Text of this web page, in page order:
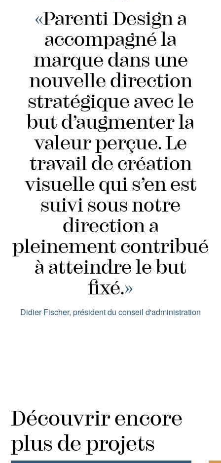
«Parenti Design a
accompagné la
marque dans une
nouvelle direction
stratégique avec le
but d’augmenter la
valeur perçue. Le
travail de création
visuelle qui s’en est
suivi sous notre
direction a
pleinement contribué
à atteindre le but
fixé.»
Didier Fischer, président du conseil d'administration
Découvrir encore
plus de projets